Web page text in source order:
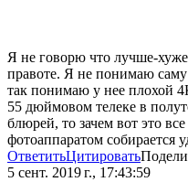
Я не говорю что лучше-
правоте. Я не понимаю саму
так понимаю у нее плохой
55 дюймовом телеке в
блюрей, то зачем вот это
фотоаппаратом собирается
ОтветитьЦитировать
5 сент. 2019 г., 17:43:59